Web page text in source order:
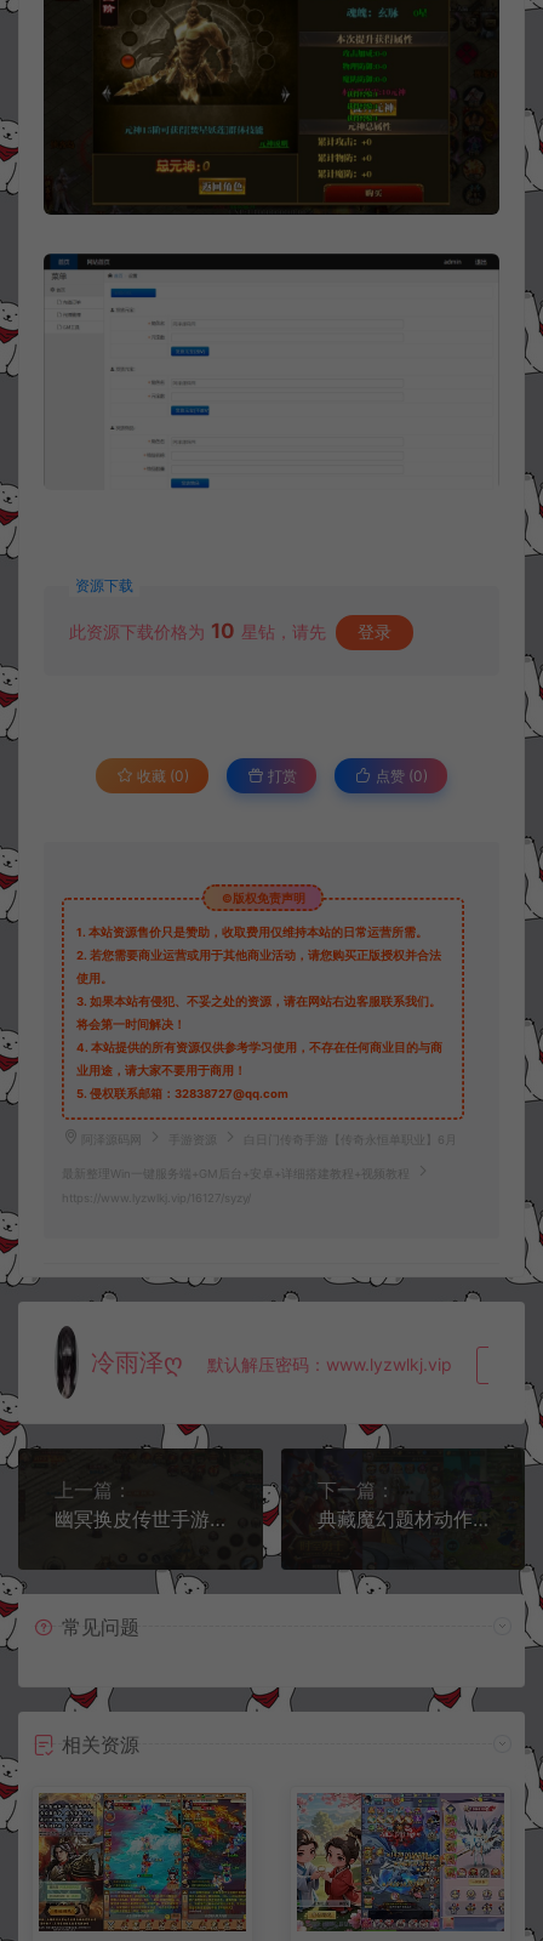
资源下载
此资源下载价格为 10 星钻，请先 登录
收藏 (0) 打赏 点赞 (0)
©版权免责声明
1. 本站资源售价只是赞助，收取费用仅维持本站的日常运营所需。
2. 若您需要商业运营或用于其他商业活动，请您购买正版授权并合法
使用。
3. 如果本站有侵犯、不妥之处的资源，请在网站右边客服联系我们。
将会第一时间解决！
4. 本站提供的所有资源仅供参考学习使用，不存在任何商业目的与商
业用途，请大家不要用于商用！
5. 侵权联系邮箱：32838727@qq.com
阿泽源码网 手游资源 白日门传奇手游【传奇永恒单职业】6月
最新整理Win一键服务端+GM后台+安卓+详细搭建教程+视频教程
https://www.lyzwlkj.vip/16127/syzy/
冷雨泽ღ 默认解压密码：www.lyzwlkj.vip
上一篇：
幽冥换皮传世手游【幽冥传世修复版】6月最新整理Win一键服务端+明文资源+管理后台+GM后台+安卓+详细搭建教程
下一篇：
典藏魔幻题材动作手游【时空勇士】6月最新整理Win一键服务端+安卓+详细搭建教程
常见问题
相关资源